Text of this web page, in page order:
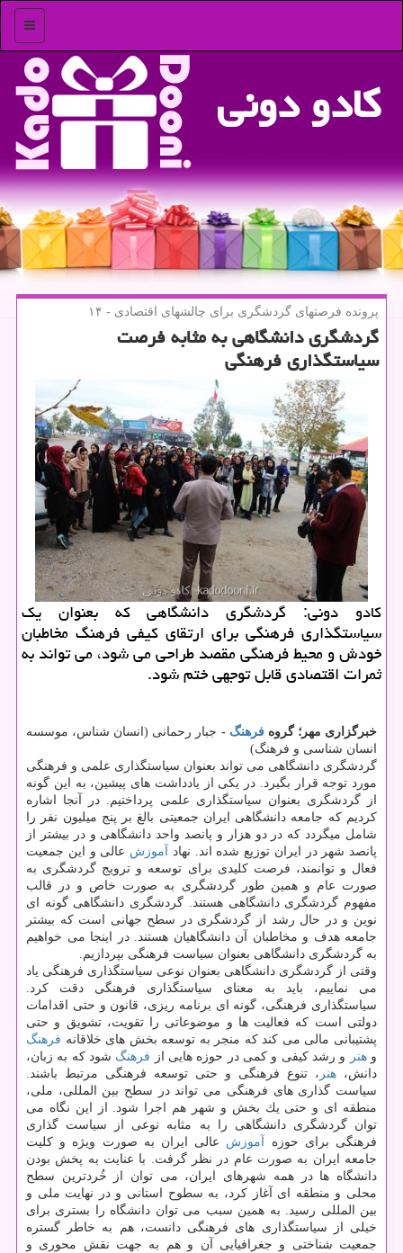
منو
كادو دونی
پرونده فرصتهای گردشگری برای چالشهای اقتصادی - ۱۴
گردشگری دانشگاهی به مثابه فرصت
سیاستگذاری فرهنگی
كادو دونی: گردشگری دانشگاهی كه بعنوان یك
سیاستگذاری فرهنگی برای ارتقای كیفی فرهنگ مخاطبان
خودش و محیط فرهنگی مقصد طراحی می شود، می تواند به
ثمرات اقتصادی قابل توجهی ختم شود.
خبرگزاری مهر؛ گروهفرهنگ - جبار رحمانی (انسان شناس، موسسه
انسان شناسی و فرهنگ)
گردشگری دانشگاهی می تواند بعنوان سیاستگذاری علمی و فرهنگی
مورد توجه قرار بگیرد. در یكی از یادداشت های پیشین، به این گونه
از گردشگری بعنوان سیاستگذاری علمی پرداختیم. در آنجا اشاره
كردیم كه جامعه دانشگاهی ایران جمعیتی بالغ بر پنج میلیون نفر را
شامل میگردد كه در دو هزار و پانصد واحد دانشگاهی و در بیشتر از
پانصد شهر در ایران توزیع شده اند. نهاد آموزش عالی و این جمعیت
فعال و توانمند، فرصت كلیدی برای توسعه و ترویج گردشگری به
صورت عام و همین طور گردشگری به صورت خاص و در قالب
مفهوم گردشگری دانشگاهی هستند. گردشگری دانشگاهی گونه ای
نوین و در حال رشد از گردشگری در سطح جهانی است كه بیشتر
جامعه هدف و مخاطبان آن دانشگاهیان هستند. در اینجا می خواهیم
به گردشگری دانشگاهی بعنوان سیاست فرهنگی بپردازیم.
وقتی از گردشگری دانشگاهی بعنوان نوعی سیاستگذاری فرهنگی یاد
می نماییم، باید به معنای سیاستگذاری فرهنگی دقت كرد.
سیاستگذاری فرهنگی، گونه ای برنامه ریزی، قانون و حتی اقدامات
دولتی است كه فعالیت ها و موضوعاتی را تقویت، تشویق و حتی
پشتیبانی مالی می كند كه منجر به توسعه بخش های خلاقانه فرهنگ
وهنر و رشد كیفی و كمی در حوزه هایی از فرهنگ شود كه به زبان،
دانش، هنر ، تنوع فرهنگی و حتی توسعه فرهنگی مرتبط باشند.
سیاست گذاری های فرهنگی می تواند در سطح بین المللی، ملی،
منطقه ای و حتی یك بخش و شهر هم اجرا شود. از این نگاه می
توان گردشگری دانشگاهی را به مثابه نوعی از سیاست گذاری
فرهنگی برای حوزه آموزش عالی ایران به صورت ویژه و كلیت
جامعه ایران به صورت عام در نظر گرفت. با عنایت به پخش بودن
دانشگاه ها در همه شهرهای ایران، می توان از خُردترین سطح
محلی و منطقه ای آغاز كرد، به سطوح استانی و در نهایت ملی و
بین المللی رسید. به همین سبب می توان دانشگاه را بستری برای
خیلی از سیاستگذاری های فرهنگی دانست، هم به خاطر گستره
جمعیت شناختی و جغرافیایی آن و هم به جهت نقش محوری و